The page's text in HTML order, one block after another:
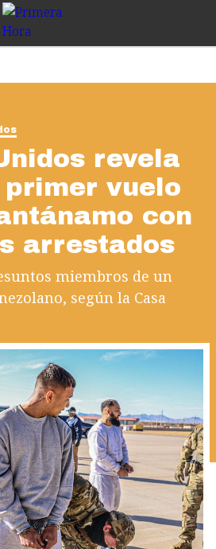
revela
vuelo
con
arrestados
miembros de un
según la Casa